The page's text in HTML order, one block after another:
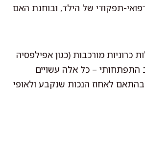
תפקודי של הילד, ובוחנת האם
כרוניות מורכבות (כגון אפילפסיה
התפתחותי – כל אלה עשויים
לאחוז הנכות שנקבע ולאופי